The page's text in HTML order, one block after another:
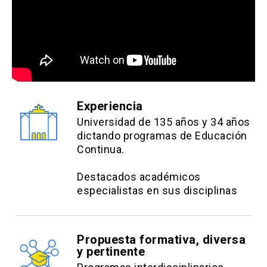
Experiencia
Universidad de 135 años y 34 años
dictando programas de Educación
Continua.
Destacados académicos
especialistas en sus disciplinas
Propuesta formativa, diversa
y pertinente